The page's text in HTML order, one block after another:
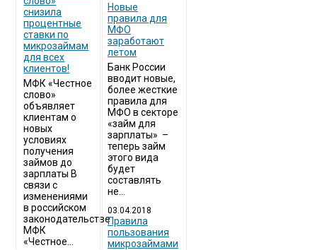
снизила
процентные
ставки по
микрозаймам
для всех
клиентов!
МФК «Честное
слово»
объявляет
клиентам о
новых
условиях
получения
займов до
зарплаты В
связи с
изменениями
в российском
законодательстве
МФК
«Честное...
Новые
правила для
МФО
заработают
летом
Банк России
вводит новые,
более жесткие
правила для
МФО в секторе
«займ для
зарплаты» –
теперь займ
этого вида
будет
составлять
не...
03.04.2018
​Правила
пользования
микрозаймами